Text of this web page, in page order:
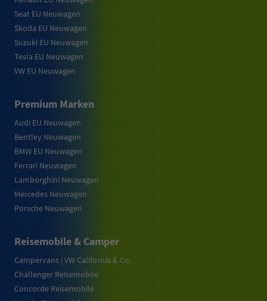
Seat EU Neuwagen
Skoda EU Neuwagen
Suzuki EU Neuwagen
Tesla EU Neuwagen
VW EU Neuwagen
Premium Marken
Audi EU Neuwagen
Bentley Neuwagen
BMW EU Neuwagen
Ferrari Neuwagen
Lamborghini Neuwagen
Mercedes Neuwagen
Porsche Neuwagen
Reisemobile & Camper
Campervans | VW California & Co.
Challenger Reisemobile
Concorde Reisemobile